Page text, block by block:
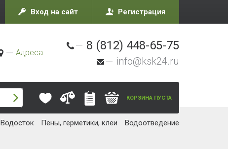
Вход на сайт Регистрация
Адреса
8 (812) 448-65-75
info@ksk24.ru
КОРЗИНА ПУСТА
Водосток Пены, герметики, клеи Водоотведение